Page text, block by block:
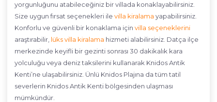
yorgunluğunu atabileceğiniz bir villada konaklayabilirsiniz.
Size uygun fırsat seçenekleri ile villa kiralama yapabilirsiniz.
Konforlu ve güvenli bir konaklama için villa seçeneklerini
araştırabilir, lüks villa kiralama hizmeti alabilirsiniz. Datça ilçe
merkezinde keyifli bir gezinti sonrası 30 dakikalık kara
yolculuğu veya deniz taksilerini kullanarak Knidos Antik
Kenti’ne ulaşabilirsiniz. Ünlü Knidos Plajına da tüm tatil
severlerin Knidos Antik Kenti bölgesinden ulaşması
mümkündür.